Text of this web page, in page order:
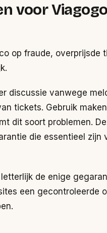
voor Viagogo
op fraude, overprijsde
discussie vanwege
tickets. Gebruik
dit soort problemen.
die essentieel zijn
de enige
een gecontroleerde